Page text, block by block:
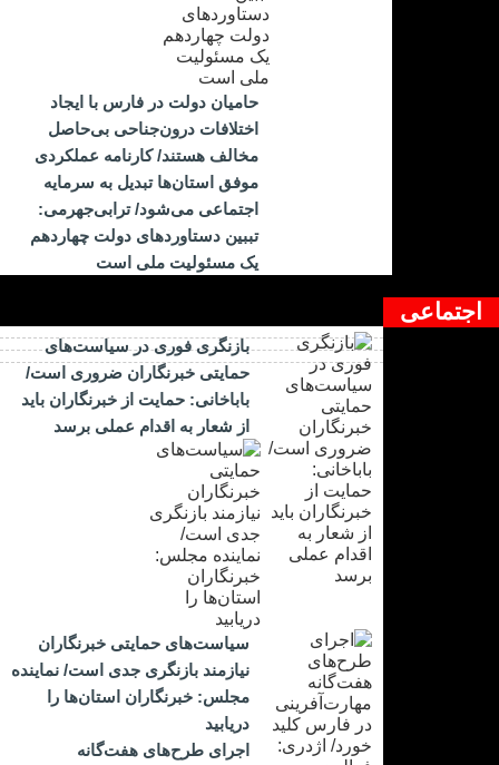
حامیان دولت در فارس با ایجاد
اختلافات درون‌جناحی بی‌حاصل
مخالف هستند/ کارنامه عملکردی
موفق استان‌ها تبدیل به سرمایه
اجتماعی می‌شود/ ترابی‌جهرمی:
تببین دستاوردهای دولت چهاردهم
یک مسئولیت ملی است
اجتماعی
بازنگری فوری در سیاست‌های
حمایتی خبرنگاران ضروری است/
باباخانی: حمایت از خبرنگاران باید
از شعار به اقدام عملی برسد
سیاست‌های حمایتی خبرنگاران
نیازمند بازنگری جدی است/ نماینده
مجلس: خبرنگاران استان‌ها را
دریابید
اجرای طرح‌های هفت‌گانه